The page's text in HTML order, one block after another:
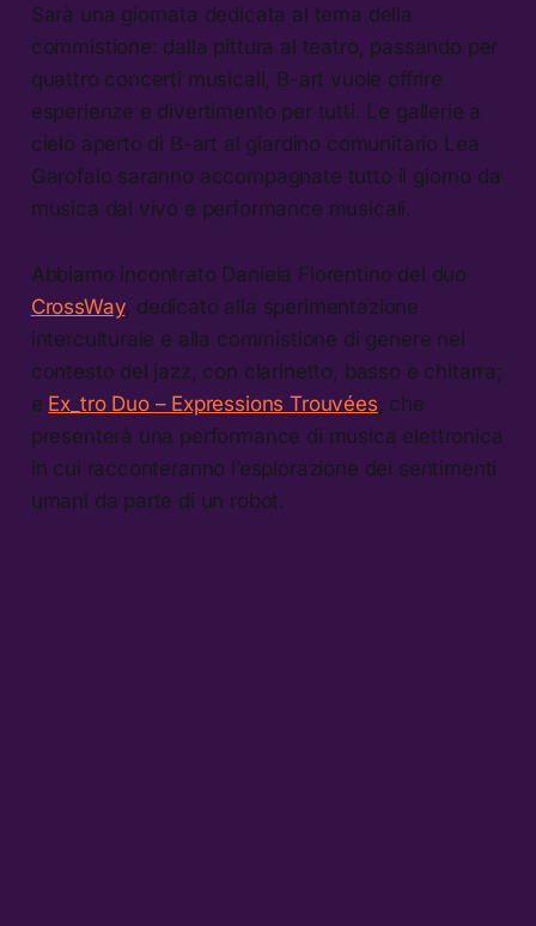
Sarà una giornata dedicata al tema della
commistione: dalla pittura al teatro, passando per
quattro concerti musicali, B-art vuole offrire
esperienze e divertimento per tutti. Le gallerie a
cielo aperto di B-art al giardino comunitario Lea
Garofalo saranno accompagnate tutto il giorno da
musica dal vivo e performance musicali.
Abbiamo incontrato Daniela Fiorentino del duo
CrossWay, dedicato alla sperimentazione
interculturale e alla commistione di genere nel
contesto del jazz, con clarinetto, basso e chitarra;
e Ex_tro Duo – Expressions Trouvées , che
presenterà una performance di musica elettronica
in cui racconteranno l’esplorazione dei sentimenti
umani da parte di un robot.